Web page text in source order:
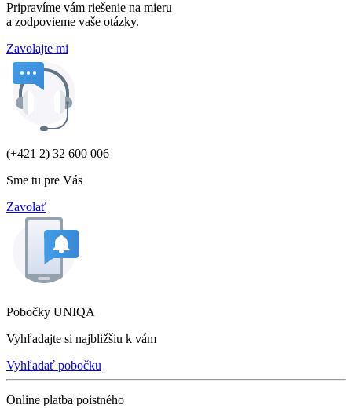
Pripravíme vám riešenie na mieru
a zodpovieme vaše otázky.
Zavolajte mi
(+421 2) 32 600 006
Sme tu pre Vás
Zavolať
Pobočky UNIQA
Vyhľadajte si najbližšiu k vám
Vyhľadať pobočku
Online platba poistného